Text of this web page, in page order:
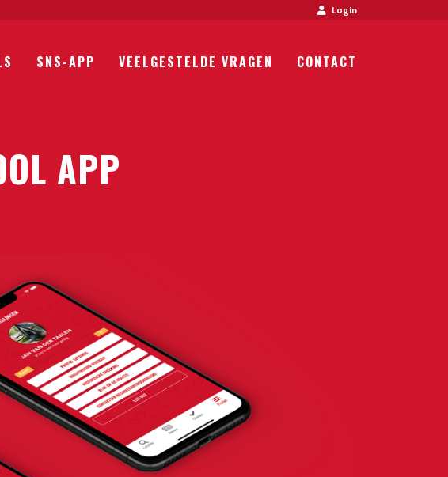
Login
SNS-APP VEELGESTELDE VRAGEN CONTACT
APP